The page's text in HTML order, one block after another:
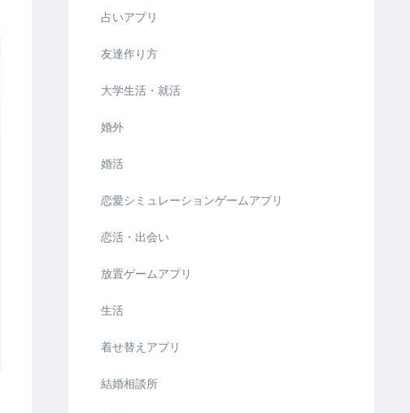
占いアプリ
友達作り方
大学生活・就活
婚外
婚活
恋愛シミュレーションゲームアプリ
恋活・出会い
放置ゲームアプリ
生活
着せ替えアプリ
結婚相談所